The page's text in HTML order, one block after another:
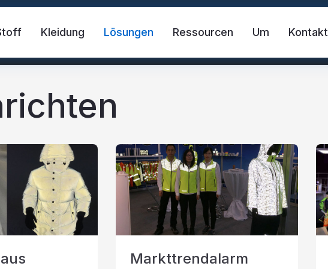
Kleidung Lösungen Ressourcen Um Kontakt
Stoff Sicherheitsweste FR-Reflektorband
Material Reflektierendes Wärmetransfer-Vinyl
Markttrendalarm